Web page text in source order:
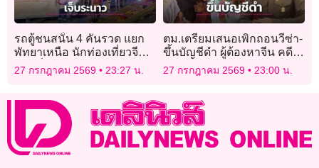
รถตู้ชนสนั่น 4 คันรวด แยก
พัทยาเหนือ นักท่องเที่ยวจีน-
ดูไบเจ็บระนาว
27 กรกฎาคม 2569 23:27 น.
ตม.เตรียมเสนอเพิกถอนวีซ่า-
ขึ้นบัญชีดำ ผู้ต้องหาจีน คดี
โรงแรมทุนสีเทา
27 กรกฎาคม 2569 23:00 น.